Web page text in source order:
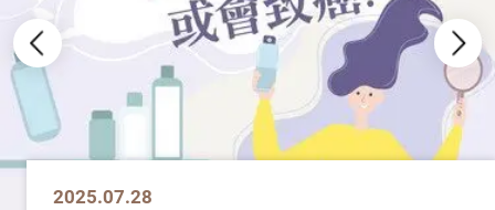
2025.07.28